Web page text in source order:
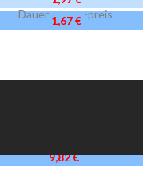
Dauer1,67 €-preis
9,82 €